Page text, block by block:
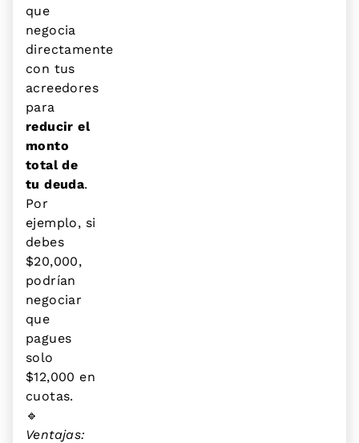
que
negocia
directamente
con tus
acreedores
para
reducir el
monto
total de
tu deuda.
Por
ejemplo, si
debes
$20,000,
podrían
negociar
que
pagues
solo
$12,000 en
cuotas.
🔹
Ventajas: